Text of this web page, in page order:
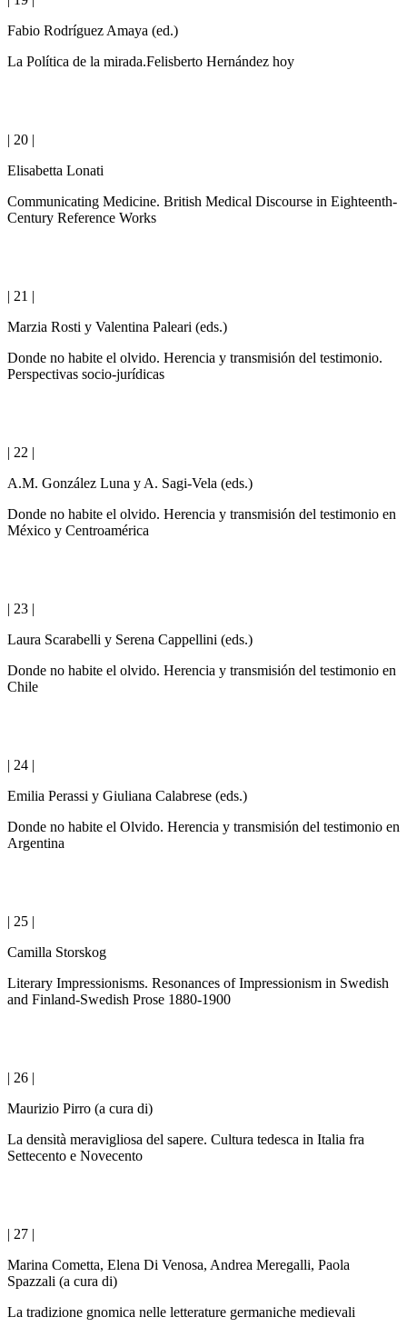
Fabio Rodríguez Amaya (ed.)
La Política de la mirada.Felisberto Hernández hoy
| 20 |
Elisabetta Lonati
Communicating Medicine. British Medical Discourse in Eighteenth-
Century Reference Works
| 21 |
Marzia Rosti y Valentina Paleari (eds.)
Donde no habite el olvido. Herencia y transmisión del testimonio.
Perspectivas socio-jurídicas
| 22 |
A.M. González Luna y A. Sagi-Vela (eds.)
Donde no habite el olvido. Herencia y transmisión del testimonio en
México y Centroamérica
| 23 |
Laura Scarabelli y Serena Cappellini (eds.)
Donde no habite el olvido. Herencia y transmisión del testimonio en
Chile
| 24 |
Emilia Perassi y Giuliana Calabrese (eds.)
Donde no habite el Olvido. Herencia y transmisión del testimonio en
Argentina
| 25 |
Camilla Storskog
Literary Impressionisms. Resonances of Impressionism in Swedish
and Finland-Swedish Prose 1880-1900
| 26 |
Maurizio Pirro (a cura di)
La densità meravigliosa del sapere. Cultura tedesca in Italia fra
Settecento e Novecento
| 27 |
Marina Cometta, Elena Di Venosa, Andrea Meregalli, Paola
Spazzali (a cura di)
La tradizione gnomica nelle letterature germaniche medievali